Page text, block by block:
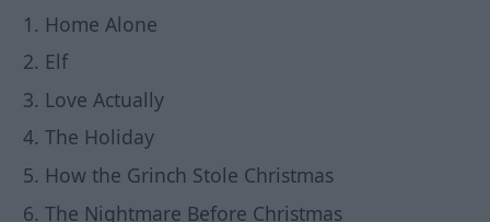
Home Alone
Elf
Love Actually
The Holiday
How the Grinch Stole Christmas
The Nightmare Before Christmas